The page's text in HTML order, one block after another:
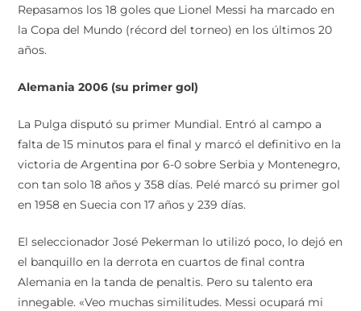
Repasamos los 18 goles que Lionel Messi ha marcado en
la Copa del Mundo (récord del torneo) en los últimos 20
años.
Alemania 2006 (su primer gol)
La Pulga disputó su primer Mundial. Entró al campo a
falta de 15 minutos para el final y marcó el definitivo en la
victoria de Argentina por 6-0 sobre Serbia y Montenegro,
con tan solo 18 años y 358 días. Pelé marcó su primer gol
en 1958 en Suecia con 17 años y 239 días.
El seleccionador José Pekerman lo utilizó poco, lo dejó en
el banquillo en la derrota en cuartos de final contra
Alemania en la tanda de penaltis. Pero su talento era
innegable. «Veo muchas similitudes. Messi ocupará mi